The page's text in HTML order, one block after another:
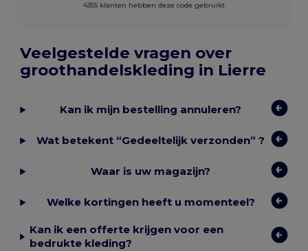
4355 klanten hebben deze code gebruikt
Veelgestelde vragen over
groothandelskleding in Lierre
Kan ik mijn bestelling annuleren?
Wat betekent “Gedeeltelijk verzonden” ?
Waar is uw magazijn?
Welke kortingen heeft u momenteel?
Kan ik een offerte krijgen voor een
bedrukte kleding?